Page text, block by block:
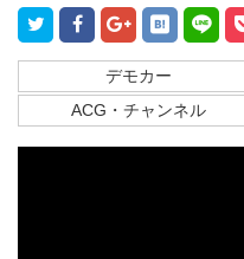
デモカー
ACG・チャンネル